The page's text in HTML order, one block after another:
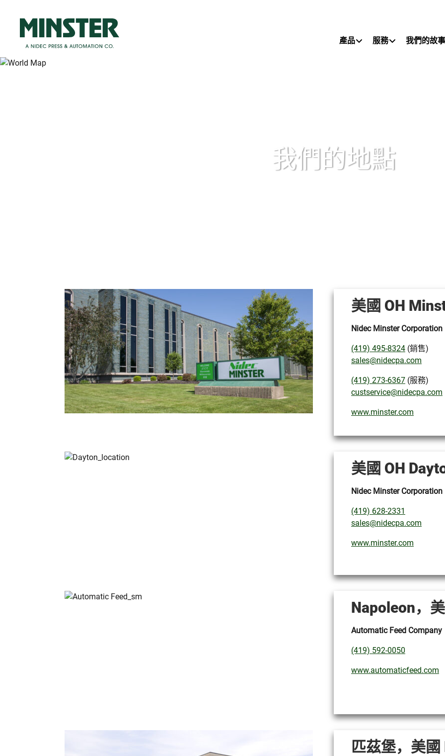
產品
服務 我們的故
我們的地點
美國 OH
Nidec Minster Corporation
(419) 495-8324 (銷售)
sales@nidecpa.com
(419) 273-6367 (服務)
custservice@nidecpa.com
www.minster.com
美國 OH
Nidec Minster Corporation
(419) 628-2331
sales@nidecpa.com
www.minster.com
Napoleon，
Automatic Feed Company
(419) 592-0050
www.automaticfeed.com
匹茲堡，美國